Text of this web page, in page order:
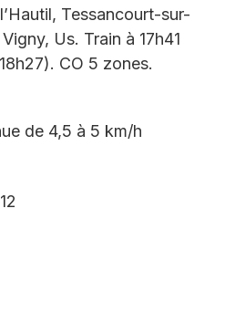
Tessancourt-sur-
Us. Train à 17h41
CO 5 zones.
de 4,5 à 5 km/h